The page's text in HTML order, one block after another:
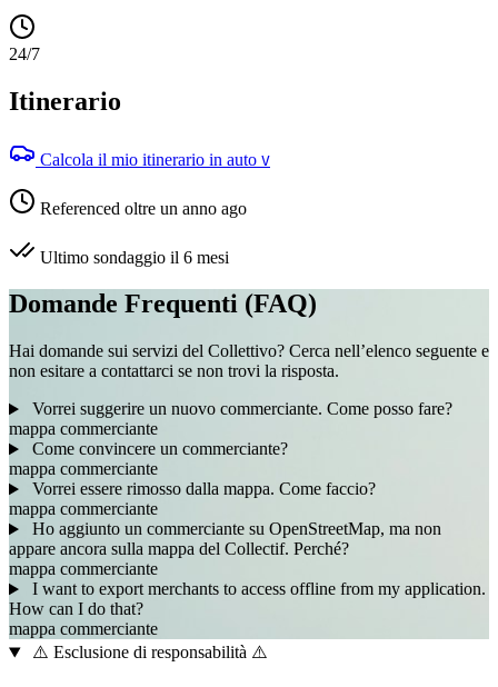
24/7
Itinerario
Calcola il mio itinerario in auto V
Referenced oltre un anno ago
Ultimo sondaggio il 6 mesi
Domande Frequenti (FAQ)
Hai domande sui servizi del Collettivo? Cerca nell’elenco seguente e
non esitare a contattarci se non trovi la risposta.
Vorrei suggerire un nuovo commerciante. Come posso fare?
mappa commerciante
Come convincere un commerciante?
mappa commerciante
Vorrei essere rimosso dalla mappa. Come faccio?
mappa commerciante
Ho aggiunto un commerciante su OpenStreetMap, ma non
appare ancora sulla mappa del Collectif. Perché?
mappa commerciante
I want to export merchants to access offline from my application.
How can I do that?
mappa commerciante
⚠️ Esclusione di responsabilità ⚠️